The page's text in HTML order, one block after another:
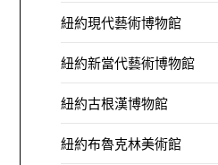
紐約現代藝術博物館
紐約新當代藝術博物館
紐約古根漢博物館
紐約布魯克林美術館